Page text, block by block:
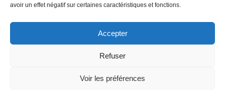
avoir un effet négatif sur certaines caractéristiques et fonctions.
Accepter
Refuser
Voir les préférences
@Vatteville-la-rue mentions légales